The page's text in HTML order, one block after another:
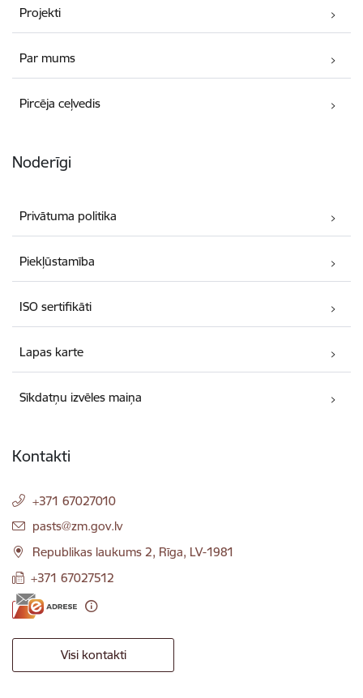
Projekti
Par mums
Pircēja ceļvedis
Noderīgi
Privātuma politika
Piekļūstamība
ISO sertifikāti
Lapas karte
Sīkdatņu izvēles maiņa
Kontakti
+371 67027010
E-pasts:
pasts@zm.gov.lv
Republikas laukums 2, Rīga, LV-1981
+371 67027512
Visi kontakti